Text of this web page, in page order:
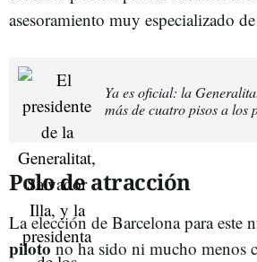
asesoramiento muy especializado
Ya es oficial: la
más de cuatro pisos a los
Polo de atracción
La elección de Barcelona para este
pilotono ha sido ni mucho menos